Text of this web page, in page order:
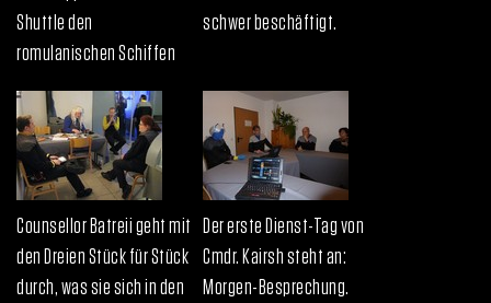
Shuttle den
romulanischen Schiffen
schwer beschäftigt.
Counsellor Batreii geht mit
den Dreien Stück für Stück
durch, was sie sich in den
Der erste Dienst-Tag von
Cmdr. Kairsh steht an:
Morgen-Besprechung.